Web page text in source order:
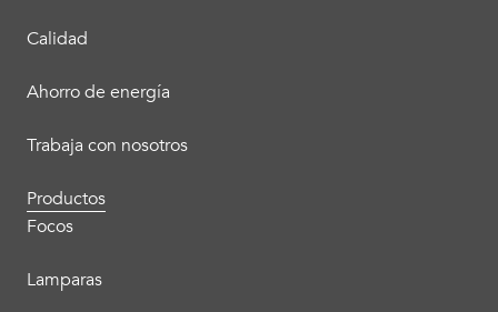
Calidad
Ahorro de energía
Trabaja con nosotros
Productos
Focos
Lamparas